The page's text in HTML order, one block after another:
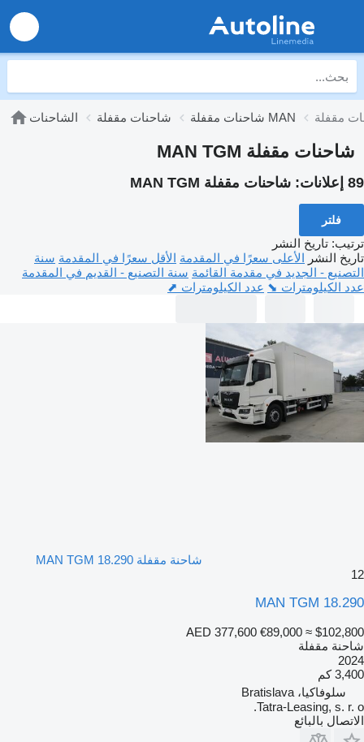
الشاحنات شاحنات مقفلة شاحنات مقفلة MAN
شاحنات مقفلة MAN TGM
89 إعلانات: شاحنات مقفلة MAN TGM
فلتر
ترتيب: تاريخ النشر
تاريخ النشر الأعلى سعرًا في المقدمة الأقل سعرًا في المقدمة سنة
التصنيع - الجديد في مقدمة القائمة سنة التصنيع - القديم في المقدمة
عدد الكيلومترات ⬊ عدد الكيلومترات ⬈
شاحنة مقفلة MAN TGM 18.290
12
MAN TGM 18.290
AED 377,600 €89,000 ≈ $102,800
شاحنة مقفلة
2024
3,400 كم
سلوفاكيا، Bratislava
Tatra-Leasing, s. r. o.
الاتصال بالبائع